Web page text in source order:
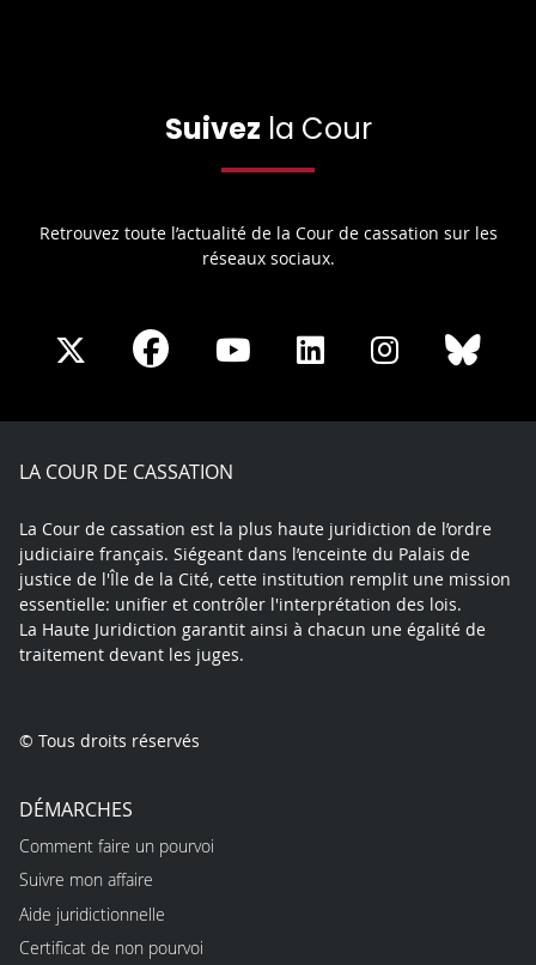
Suivez la Cour
Retrouvez toute l’actualité de la Cour de cassation sur les
réseaux sociaux.
Share
X
Share
Facebook
Share
Youtube
Share
LinkedIn
Share
Instagram
LA COUR DE CASSATION
La Cour de cassation est la plus haute juridiction de l’ordre
judiciaire français. Siégeant dans l’enceinte du Palais de
justice de l'Île de la Cité, cette institution remplit une mission
essentielle: unifier et contrôler l'interprétation des lois.
La Haute Juridiction garantit ainsi à chacun une égalité de
traitement devant les juges.
© Tous droits réservés
DÉMARCHES
Comment faire un pourvoi
Suivre mon affaire
Aide juridictionnelle
Certificat de non pourvoi